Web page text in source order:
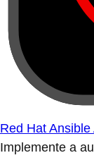
Red Hat
Implemente a